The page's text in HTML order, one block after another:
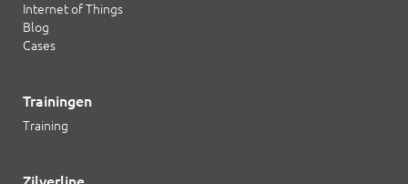
Internet of Things
Blog
Cases
Trainingen
Training